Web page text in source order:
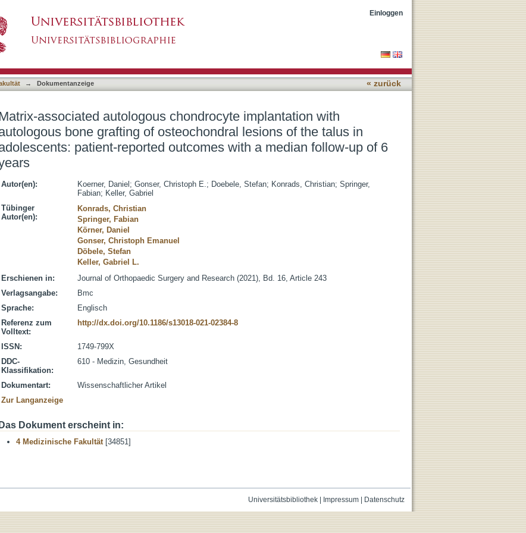
talus in adolescents: patient-reported outcomes with a median follow-
Einloggen
→ Dokumentanzeige « zurück
associated autologous chondrocyte implantation with
bone grafting of osteochondral lesions of the talus in
patient-reported outcomes with a median follow-up of 6
Autor(en): Koerner, Daniel ; Gonser, Christoph E.; Doebele, Stefan; Konrads, Christian; Springer,
Fabian; Keller, Gabriel
Tübinger
Autor(en):
Konrads, Christian
Springer, Fabian
Körner, Daniel
Gonser, Christoph Emanuel
Döbele, Stefan
Keller, Gabriel L.
Erschienen in:
Journal of Orthopaedic Surgery and Research (2021), Bd. 16, Article 243
Verlagsangabe:
Bmc
Sprache:
Englisch
Referenz zum
Volltext:
http://dx.doi.org/10.1186/s13018-021-02384-8
ISSN:
1749-799X
DDC-
Klassifikation:
610 - Medizin, Gesundheit
Dokumentart:
Wissenschaftlicher Artikel
Zur Langanzeige
Das Dokument erscheint in:
4 Medizinische Fakultät[34851]
Universitätsbibliothek| Impressum| Datenschutz